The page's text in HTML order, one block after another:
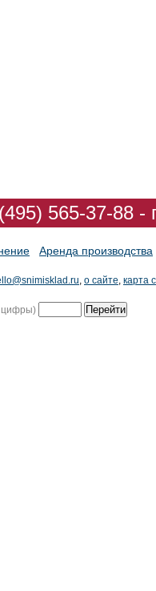
565-37-88
Аренда производства
, о сайте, карта
цифры)